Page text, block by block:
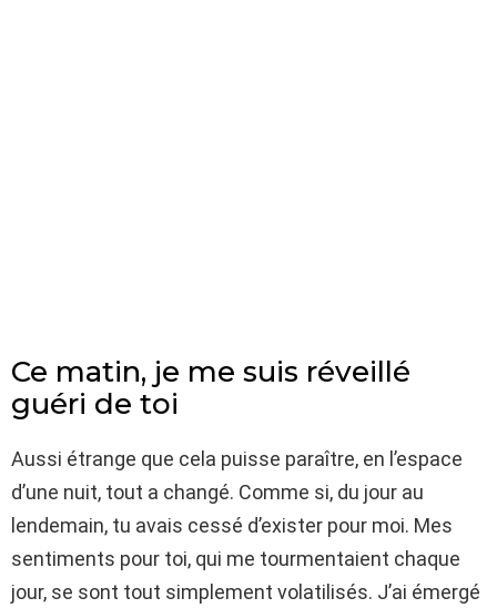
Ce matin, je me suis réveillé
guéri de toi
Aussi étrange que cela puisse paraître, en l’espace
d’une nuit, tout a changé. Comme si, du jour au
lendemain, tu avais cessé d’exister pour moi. Mes
sentiments pour toi, qui me tourmentaient chaque
jour, se sont tout simplement volatilisés. J’ai émergé